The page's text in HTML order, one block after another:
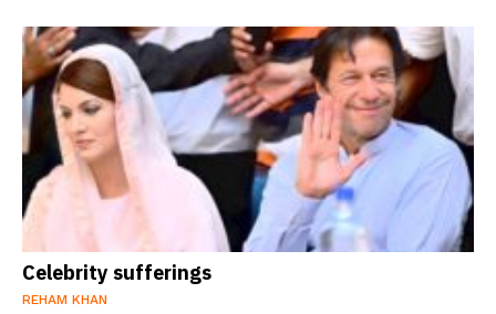
Celebrity sufferings
REHAM KHAN